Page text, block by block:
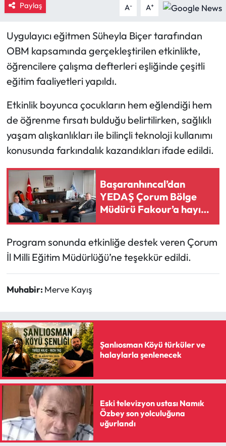
Paylaş A- A+
Uygulayıcı eğitmen Süheyla Biçer tarafından
OBM kapsamında gerçekleştirilen etkinlikte,
öğrencilere çalışma defterleri eşliğinde çeşitli
eğitim faaliyetleri yapıldı.
Etkinlik boyunca çocukların hem eğlendiği hem
de öğrenme fırsatı bulduğu belirtilirken, sağlıklı
yaşam alışkanlıkları ile bilinçli teknoloji kullanımı
konusunda farkındalık kazandıkları ifade edildi.
Başaranhıncal’dan
YEDAŞ Çorum Bölge
Müdürü Fakour’a hayırlı
olsun ziyareti
Program sonunda etkinliğe destek veren Çorum
İl Milli Eğitim Müdürlüğü’ne teşekkür edildi.
Muhabir: Merve Kayış
Şanlıosman Köyü türküler ve
halaylarla şenlenecek
Eski televizyon ustası Namık
Özbey son yolculuğuna
uğurlandı
Kimdir?
Kültür Sanat
Laçin Haberleri
Mecitözü Haberleri
Oğuzlar Haberleri
Ortaköy Haberleri
Osmancık Haberleri
Otomotiv
Resmi İlan
Resmi Reklam
Siyaset
Spor
Sungurlu Haberleri
Turizm
Uğurludağ Haberleri